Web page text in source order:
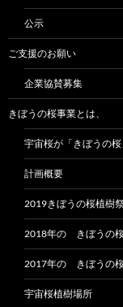
公示
ご支援のお願い
企業協賛募集
きぼうの桜事業とは、
宇宙桜が「きぼうの
計画概要
2019きぼうの桜植樹
2018年の きぼうの
2017年の きぼうの
宇宙桜植樹場所